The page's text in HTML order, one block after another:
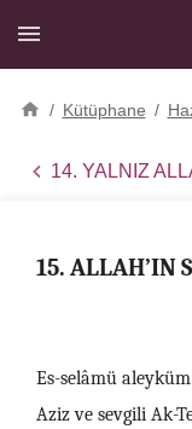
/ Kütüphane /
14. YALNIZ
15. ALLAH’IN
Es-selâmü
Aziz ve sevgili Ak-